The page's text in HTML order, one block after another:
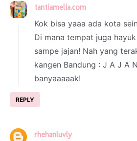
tantiamelia.com
Kok bisa yaaa ada kota
Di mana tempat juga
sampe jajan! Nah yang
kangen Bandung : J A J A
banyaaaaak!
REPLY
rhehanluvly